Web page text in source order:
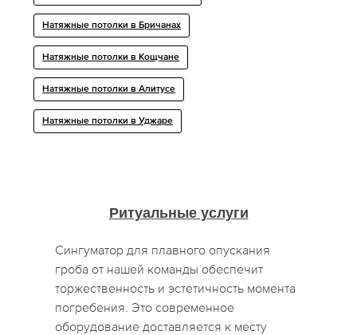
Натяжные потолки в Бричанах
Натяжные потолки в Кощчане
Натяжные потолки в Алитусе
Натяжные потолки в Уджаре
Ритуальные услуги
Сингуматор для плавного опускания
гроба от нашей команды обеспечит
торжественность и эстетичность момента
погребения. Это современное
оборудование доставляется к месту